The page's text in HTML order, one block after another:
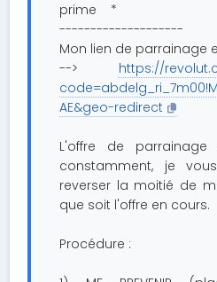
prime *
--------------------
Mon lien de parrainage
-->
https://
AE&geo-redirect
L'offre de
constamment, je
reverser la moitié de
que soit l'offre en cours.
Procédure :